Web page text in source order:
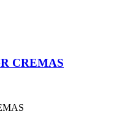
CREMAS